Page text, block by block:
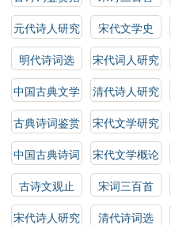
南
元代诗人研究
宋代文学史
明代诗词选 宋代词人研究
中国古典文学
作品选
清代诗人研究
古典诗词鉴赏
指南
宋代文学研究
中国古典诗词
选读
宋代文学概论
古诗文观止
宋词三百首
宋代诗人研究
清代诗词选